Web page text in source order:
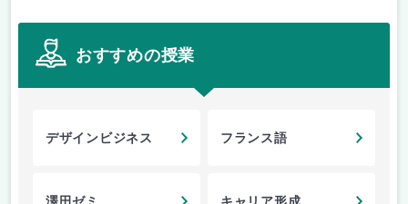
おすすめの授業
デザインビジネス フランス語